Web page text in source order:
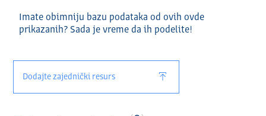
Imate obimniju bazu podataka od ovih ovde
prikazanih? Sada je vreme da ih podelite!
Dodajte zajednički resurs